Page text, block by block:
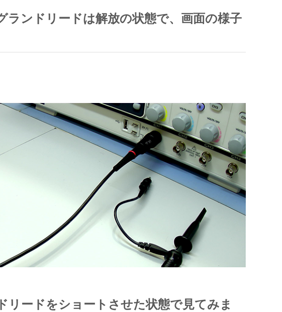
ンドリードは解放の状態で、画面の様子
ードをショートさせた状態で見てみま